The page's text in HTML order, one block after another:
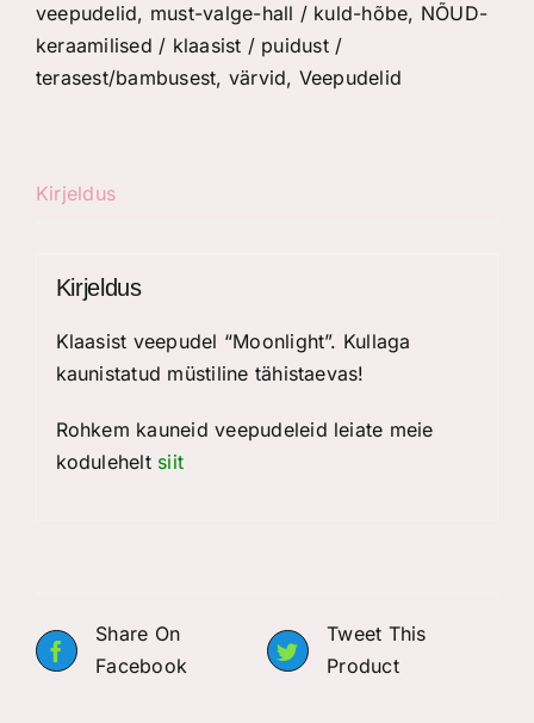
veepudelid, must-valge-hall / kuld-hõbe, NÕUD-
keraamilised / klaasist / puidust /
terasest/bambusest, värvid, Veepudelid
Kirjeldus
Kirjeldus
Klaasist veepudel “Moonlight”. Kullaga
kaunistatud müstiline tähistaevas!
Rohkem kauneid veepudeleid leiate meie
koduleheltsiit
Share On
Facebook
Tweet This
Product